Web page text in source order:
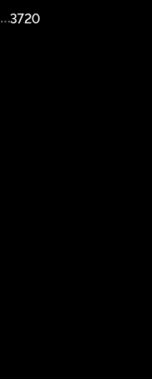
3720